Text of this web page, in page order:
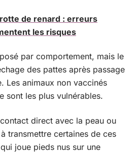
de renard : erreurs
les risques
par comportement, mais le
des pattes après passage
Les animaux non vaccinés
sont les plus vulnérables.
direct avec la peau ou
transmettre certaines de ces
joue pieds nus sur une